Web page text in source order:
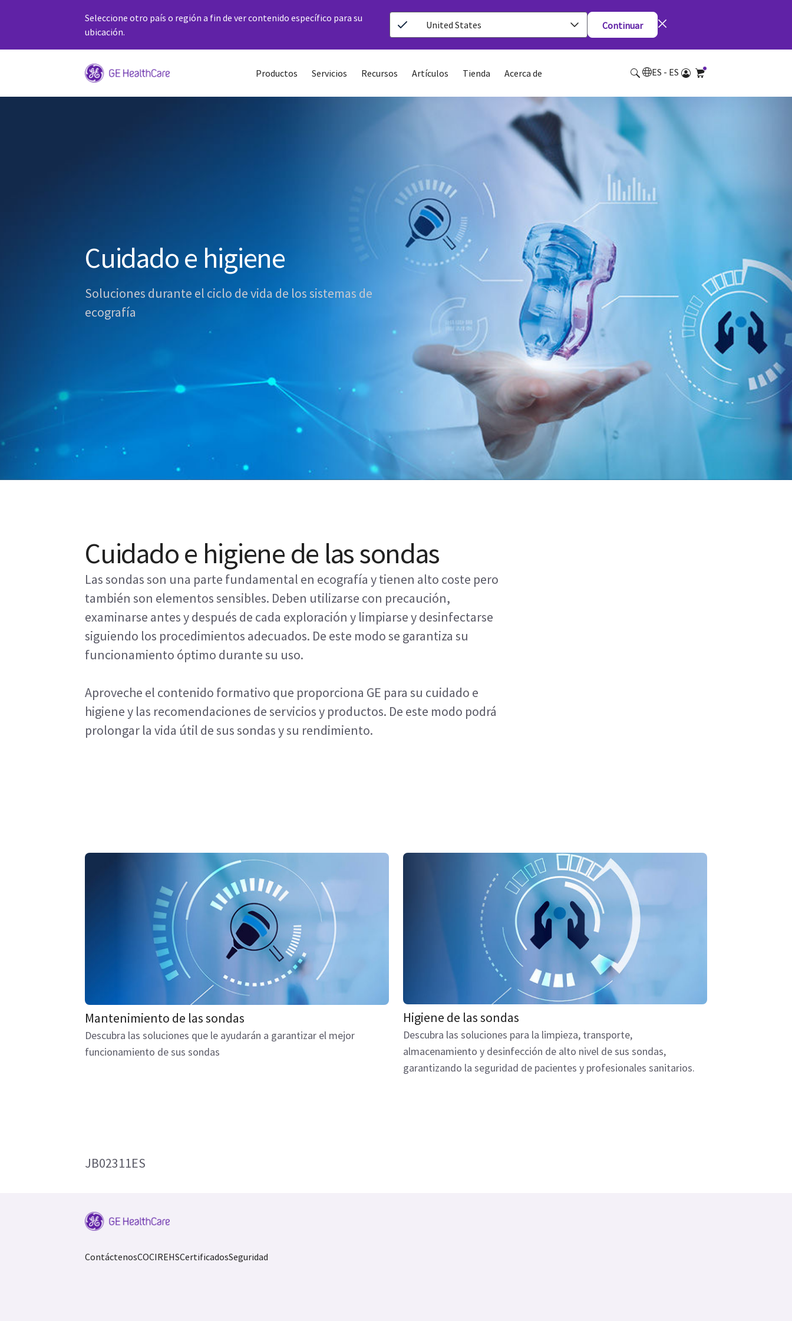
Seleccione otro país o región a fin de ver contenido específico para su
ubicación.
United States Continuar
Productos Servicios Recursos Artículos Tienda Acerca de ES - ES
Cuidado e higiene
Soluciones durante el ciclo de vida de los sistemas de
ecografía
Cuidado e higiene de las sondas
Las sondas son una parte fundamental en ecografía y tienen alto coste pero
también son elementos sensibles. Deben utilizarse con precaución,
examinarse antes y después de cada exploración y limpiarse y desinfectarse
siguiendo los procedimientos adecuados. De este modo se garantiza su
funcionamiento óptimo durante su uso.
Aproveche el contenido formativo que proporciona GE para su cuidado e
higiene y las recomendaciones de servicios y productos. De este modo podrá
prolongar la vida útil de sus sondas y su rendimiento.
Mantenimiento de las sondas
Descubra las soluciones que le ayudarán a garantizar el mejor
funcionamiento de sus sondas
Higiene de las sondas
Descubra las soluciones para la limpieza, transporte,
almacenamiento y desinfección de alto nivel de sus sondas,
garantizando la seguridad de pacientes y profesionales sanitarios.
JB02311ES
ContáctenosCOCIREHSCertificadosSeguridad